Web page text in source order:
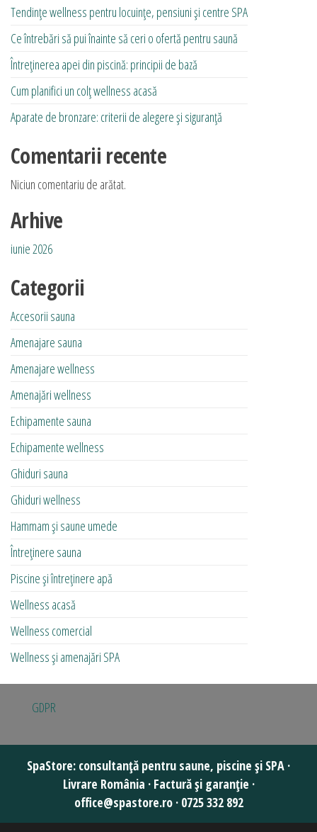
Tendințe wellness pentru locuințe, pensiuni și centre SPA
Ce întrebări să pui înainte să ceri o ofertă pentru saună
Întreținerea apei din piscină: principii de bază
Cum planifici un colț wellness acasă
Aparate de bronzare: criterii de alegere și siguranță
Comentarii recente
Niciun comentariu de arătat.
Arhive
iunie 2026
Categorii
Accesorii sauna
Amenajare sauna
Amenajare wellness
Amenajări wellness
Echipamente sauna
Echipamente wellness
Ghiduri sauna
Ghiduri wellness
Hammam și saune umede
Întreținere sauna
Piscine și întreținere apă
Wellness acasă
Wellness comercial
Wellness și amenajări SPA
GDPR